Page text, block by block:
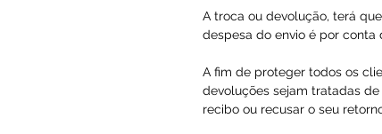
A troca ou devolução, terá
despesa do envio é por conta
A fim de proteger todos os
devoluções sejam tratadas
recibo ou recusar o seu